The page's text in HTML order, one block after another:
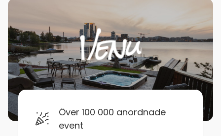
Över 100 000 anordnade
event